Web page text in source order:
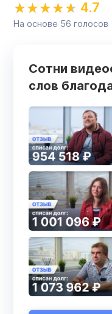
4.7
На основе 56 голосов
Сотни
слов